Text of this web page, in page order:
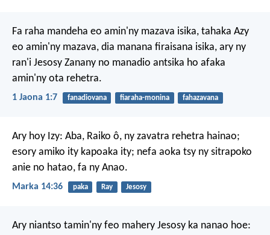
Fa raha mandeha eo amin'ny mazava isika, tahaka Azy
eo amin'ny mazava, dia manana firaisana isika, ary ny
ran'i Jesosy Zanany no manadio antsika ho afaka
amin'ny ota rehetra.
1 Jaona 1:7 fanadiovana fiaraha-monina fahazavana
Ary hoy Izy: Aba, Raiko ô, ny zavatra rehetra hainao;
esory amiko ity kapoaka ity; nefa aoka tsy ny sitrapoko
anie no hatao, fa ny Anao.
Marka 14:36 paka Ray Jesosy
Ary niantso tamin'ny feo mahery Jesosy ka nanao hoe: